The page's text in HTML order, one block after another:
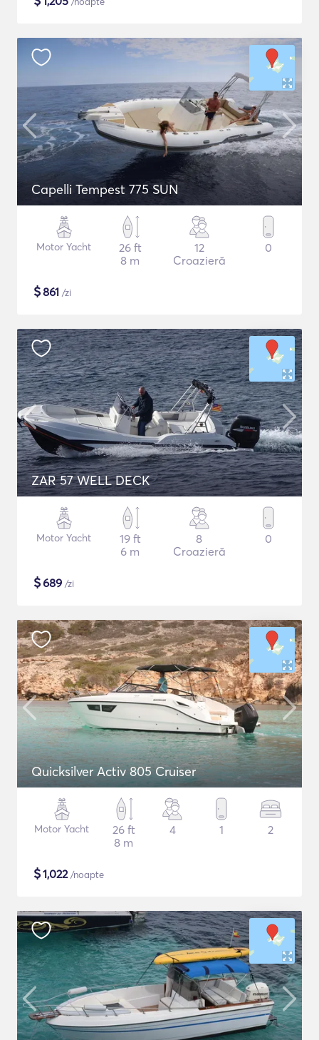
Capelli Tempest 775 SUN
Motor Yacht
26 ft
8 m
12
Croazieră
0
$861 /zi
ZAR 57 WELL DECK
Motor Yacht
19 ft
6 m
8
Croazieră
0
$689 /zi
Quicksilver Activ 805 Cruiser
Motor Yacht
26 ft
8 m
4 1 2
$1,022/noapte